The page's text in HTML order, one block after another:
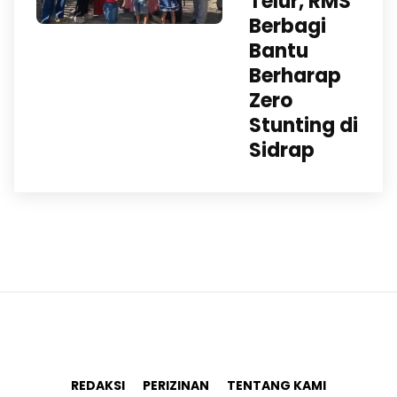
Berbagi
Bantu
Berharap
Zero
Stunting di
Sidrap
REDAKSI PERIZINAN
TENTANG KAMI